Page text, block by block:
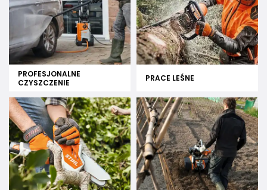
PROFESJONALNE
CZYSZCZENIE
PRACE LEŚNE